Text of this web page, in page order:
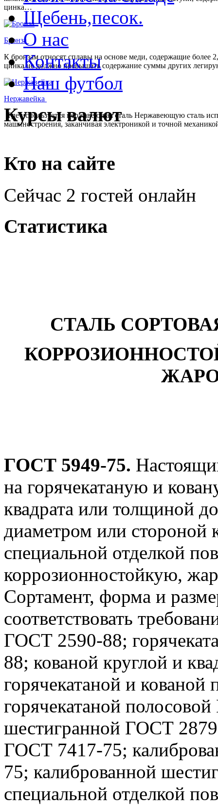
цинка…
Бронза
К бронзам относят сплавы на основе меди, содержащие
цинка не должно превышать содержание суммы других
Нержавейка
Где используется нержавеющая сталь Нержавеющую сталь
машиностроения, заканчивая электроникой и точной
Щебень,песок.
О нас
Контакты
Наш футбол
Курсы валют
Кто на сайте
Сейчас 2 гостей онлайн
Статистика
СТАЛЬ
ГОСТ 5949-75.
на горячекатаную и
квадрата или толщиной
диаметром или стороной
специальной отделкой
коррозионностойкую,
Сортамент, форма и
соответствовать
ГОСТ 2590-88;
88; кованой круглой и
горячекатаной и
горячекатаной
шестигранной ГОСТ
ГОСТ 7417-75;
75; калиброванной
специальной отделкой